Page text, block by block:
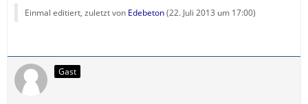
Einmal editiert, zuletzt von Edebeton(22. Juli 2013 um 17:00)
Gast